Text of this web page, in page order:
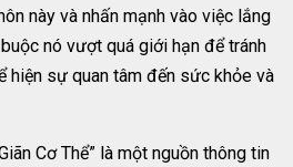
này và nhấn mạnh vào việc lắng
nó vượt quá giới hạn để tránh
hiện sự quan tâm đến sức khỏe và
Cơ Thể” là một nguồn thông tin